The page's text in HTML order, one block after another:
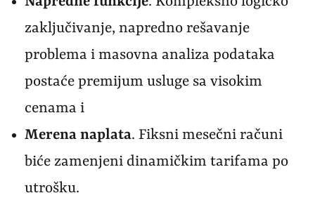
zaključivanje, napredno rešavanje
problema i masovna analiza podataka
postaće premijum usluge sa visokim
cenama i
Merena naplata. Fiksni mesečni računi
biće zamenjeni dinamičkim tarifama po
utrošku.